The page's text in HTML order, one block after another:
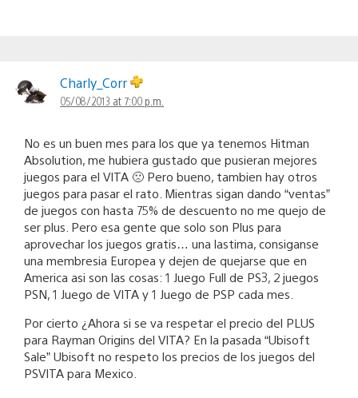
Charly_Corr
05/08/2013 at 7:00 p.m.
No es un buen mes para los que ya tenemos Hitman
Absolution, me hubiera gustado que pusieran mejores
juegos para el VITA 🙁 Pero bueno, tambien hay otros
juegos para pasar el rato. Mientras sigan dando “ventas”
de juegos con hasta 75% de descuento no me quejo de
ser plus. Pero esa gente que solo son Plus para
aprovechar los juegos gratis… una lastima, consiganse
una membresia Europea y dejen de quejarse que en
America asi son las cosas: 1 Juego Full de PS3, 2 juegos
PSN, 1 Juego de VITA y 1 Juego de PSP cada mes.
Por cierto ¿Ahora si se va respetar el precio del PLUS
para Rayman Origins del VITA? En la pasada “Ubisoft
Sale” Ubisoft no respeto los precios de los juegos del
PSVITA para Mexico.